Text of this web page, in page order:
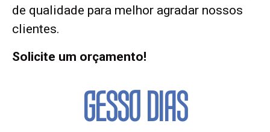
de qualidade para melhor agradar nossos
clientes.
Solicite um orçamento!
GESSO DIAS